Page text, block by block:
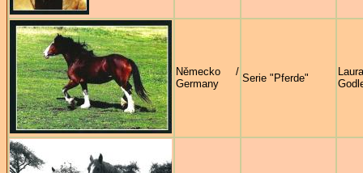
Německo /
Germany
Serie "Pferde"
Laura